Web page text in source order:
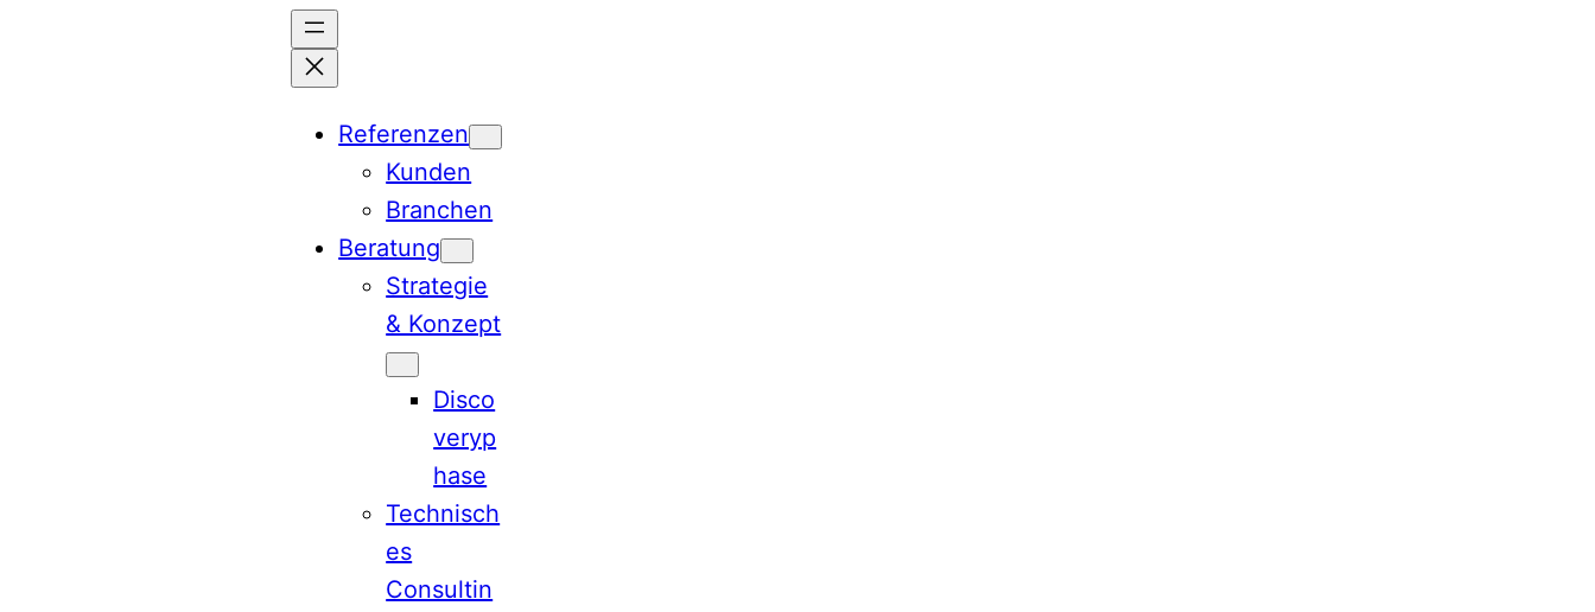
Referenzen
Kunden
Branchen
Beratung
Strategie
& Konzept
Disco
veryp
hase
Technisch
es
Consultin